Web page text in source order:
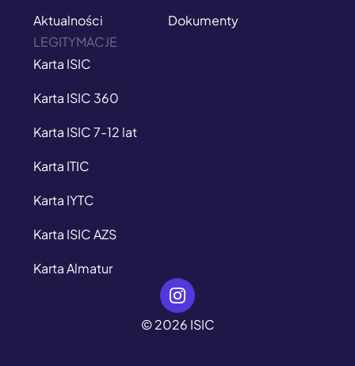
Aktualności
Dokumenty
LEGITYMACJE
Karta ISIC
Karta ISIC 360
Karta ISIC 7-12 lat
Karta ITIC
Karta IYTC
Karta ISIC AZS
Karta Almatur
© 2026 ISIC